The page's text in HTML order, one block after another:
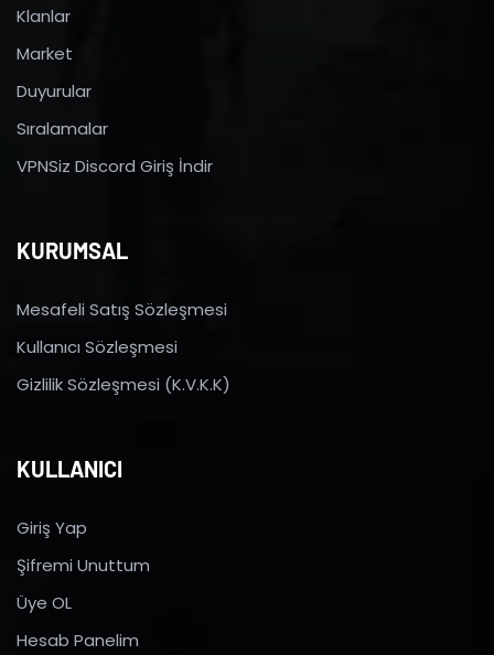
Klanlar
Market
Duyurular
Sıralamalar
VPNSiz Discord Giriş İndir
KURUMSAL
Mesafeli Satış Sözleşmesi
Kullanıcı Sözleşmesi
Gizlilik Sözleşmesi (K.V.K.K)
KULLANICI
Giriş Yap
Şifremi Unuttum
Üye OL
Hesab Panelim